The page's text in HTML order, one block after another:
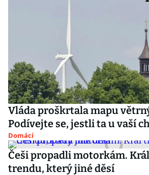
Vláda proškrtala mapu
Podívejte se, jestli ta u vaší
Domácí
Češi propadli motorkám.
trendu, který jiné děsí